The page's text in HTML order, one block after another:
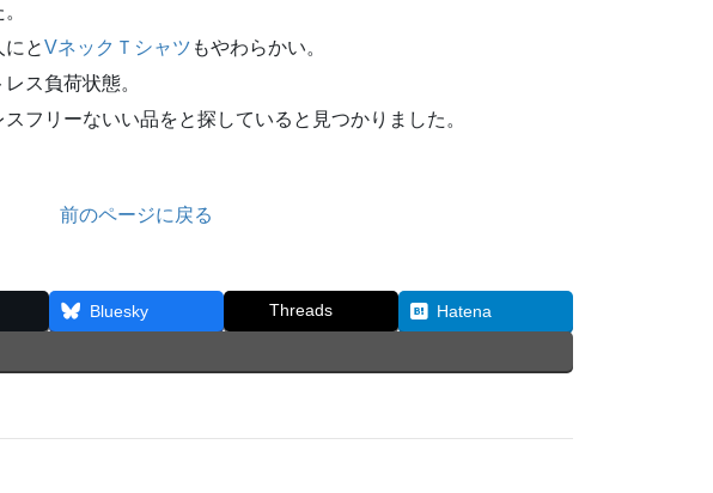
とVネックＴシャツ もやわらかい。
ス負荷状態。
フリーないい品をと探していると見つかりました。
前のページに戻る
Bluesky Threads Hatena